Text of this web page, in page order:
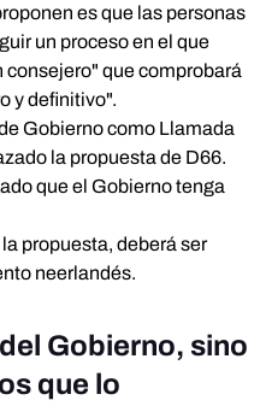
es que las personas
un proceso en el que
que comprobará
y definitivo".
Gobierno como Llamada
la propuesta de D66.
que el Gobierno tenga
propuesta, deberá ser
neerlandés.
Gobierno, sino
que lo